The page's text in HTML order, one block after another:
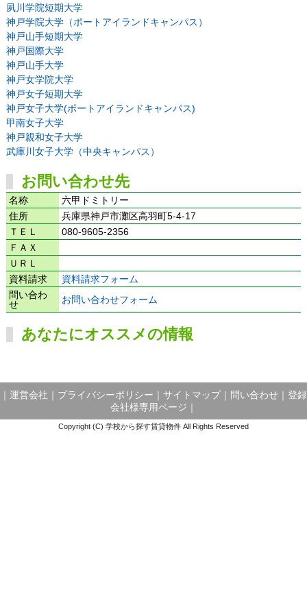
夙川学院短期大学
神戸学院大学（ポートアイランドキャンパス）
神戸山手短期大学
神戸国際大学
神戸山手大学
神戸女学院大学
神戸女子短期大学
神戸女子大学(ポートアイランドキャンパス)
甲南女子大学
神戸親和女子大学
武庫川女子大学（中央キャンパス）
お問い合わせ先
名称
六甲ドミトリー
住所
兵庫県神戸市灘区高羽町5-4-17
ＴＥＬ
080-9605-2356
ＦＡＸ
ＵＲＬ
資料請求
資料請求フォーム
問い合わ
せ
お問い合わせフォーム
あなたにオススメの情報
運営会社 プライバシーポリシー サイトマップ｜ 問い合わせ
登録
会社様専用ページ
Copyright (C) 学校から探す賃貸物件 All Rights Reserved